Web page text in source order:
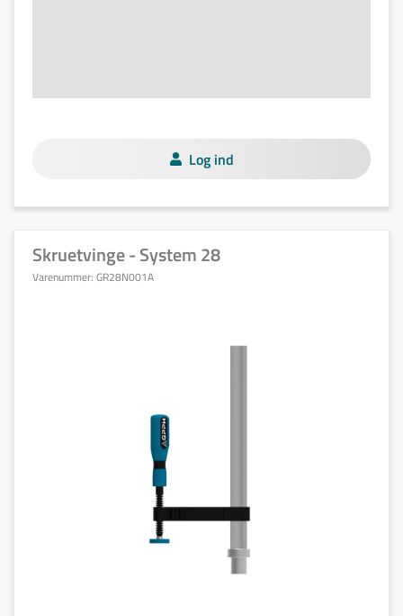
Log ind
Skruetvinge - System 28
Varenummer: GR28N001A